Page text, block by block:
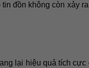
đồn không còn xảy
lại hiệu quả tích